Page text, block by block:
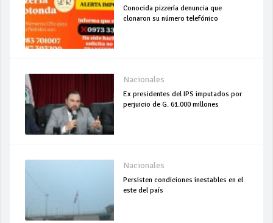
Conocida pizzería denuncia que
clonaron su número telefónico
Nacionales
Ex presidentes del IPS imputados por
perjuicio de G. 61.000 millones
Nacionales
Persisten condiciones inestables en el
este del país